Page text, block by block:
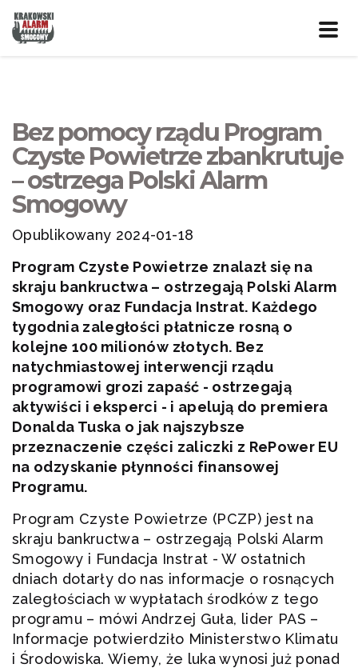
Bez pomocy rządu Program
Czyste Powietrze zbankrutuje
– ostrzega Polski Alarm
Smogowy
Opublikowany 2024-01-18
Program Czyste Powietrze znalazł się na
skraju bankructwa – ostrzegają Polski Alarm
Smogowy oraz Fundacja Instrat. Każdego
tygodnia zaległości płatnicze rosną o
kolejne 100 milionów złotych. Bez
natychmiastowej interwencji rządu
programowi grozi zapaść - ostrzegają
aktywiści i eksperci - i apelują do premiera
Donalda Tuska o jak najszybsze
przeznaczenie części zaliczki z RePower EU
na odzyskanie płynności finansowej
Programu.
Program Czyste Powietrze (PCZP) jest na
skraju bankructwa – ostrzegają Polski Alarm
Smogowy i Fundacja Instrat - W ostatnich
dniach dotarły do nas informacje o rosnących
zaległościach w wypłatach środków z tego
programu – mówi Andrzej Guła, lider PAS –
Informacje potwierdziło Ministerstwo Klimatu
i Środowiska. Wiemy, że luka wynosi już ponad